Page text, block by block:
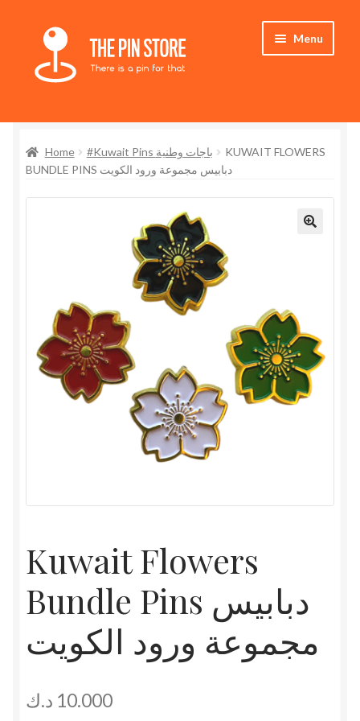
Skip
navigation
Skip
content
Menu
Store
My Account
Home #Kuwait Pins باجات وطنية
KUWAIT FLOWERS
BUNDLE PINS دبابيس مجموعة ورود الكويت
Kuwait Flowers
Bundle Pins دبابيس
مجموعة ورود الكويت
10.000 د.ك